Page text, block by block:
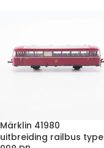
Märklin 41980
uitbreiding railbus type